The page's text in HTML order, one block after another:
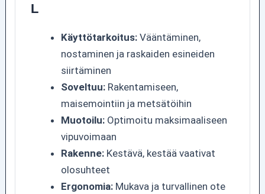
L
Käyttötarkoitus:Vääntäminen,
nostaminen ja raskaiden esineiden
siirtäminen
Soveltuu:Rakentamiseen,
maisemointiin ja metsätöihin
Muotoilu:Optimoitu maksimaaliseen
vipuvoimaan
Rakenne:Kestävä, kestää vaativat
olosuhteet
Ergonomia:Mukava ja turvallinen ote